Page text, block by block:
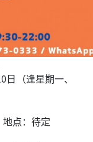
（逢星期一、
点：待定